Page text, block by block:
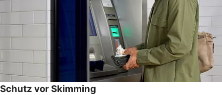
Schutz vor Skimming